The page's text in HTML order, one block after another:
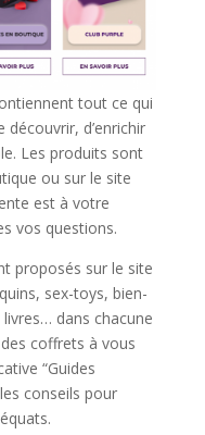
tout ce qui
d’enrichir
Les produits sont
ou sur le site
est à votre
vos questions.
proposés sur le site
sex-toys, bien-
dans chacune
coffrets à vous
“Guides
conseils pour